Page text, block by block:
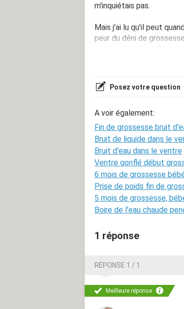
m'inquiétais pas.
Mais j'ai lu qu'il peut
peur du déni de
De plus, il m'arrive
que ce sois du liquide de
À cause du confinement
sûr de ne pas être
Pouvez-vous me donner
Merci beaucoup
Posez votre question
A voir également:
Fin de grossesse bruit
Bruit de liquide dans le
Bruit d'eau dans le ventre
Ventre gonflé début
6 mois de grossesse
Prise de poids fin de
5 mois de grossesse,
Boire de l'eau chaude
1 réponse
RÉPONSE 1 / 1
Meilleure réponse